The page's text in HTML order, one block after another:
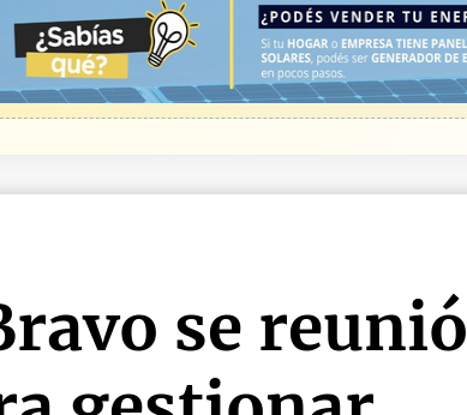
se reunió